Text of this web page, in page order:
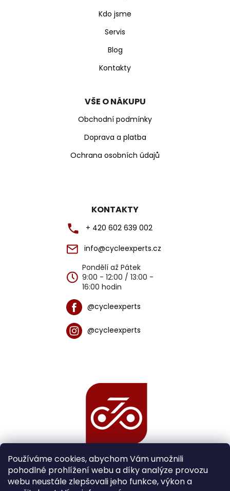
Používáme cookies, abychom Vám umožnili
pohodlné prohlížení webu a díky analýze provozu
webu neustále zlepšovali jeho funkce, výkon a
Kdo jsme
Servis
Blog
Kontakty
VŠE O NÁKUPU
Obchodní podmínky
Doprava a platba
Ochrana osobních údajů
KONTAKTY
+ 420 602 639 002
info@cycleexperts.cz
Pondělí až Pátek
9:00 - 12:00 / 13:00 -
16:00 hodin
@cycleexperts
@cycleexperts